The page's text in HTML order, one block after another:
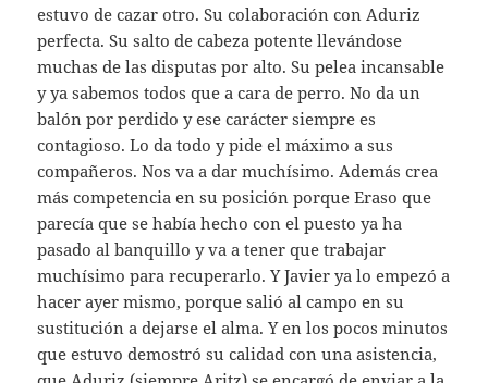
estuvo de cazar otro. Su colaboración con Aduriz
perfecta. Su salto de cabeza potente llevándose
muchas de las disputas por alto. Su pelea incansable
y ya sabemos todos que a cara de perro. No da un
balón por perdido y ese carácter siempre es
contagioso. Lo da todo y pide el máximo a sus
compañeros. Nos va a dar muchísimo. Además crea
más competencia en su posición porque Eraso que
parecía que se había hecho con el puesto ya ha
pasado al banquillo y va a tener que trabajar
muchísimo para recuperarlo. Y Javier ya lo empezó a
hacer ayer mismo, porque salió al campo en su
sustitución a dejarse el alma. Y en los pocos minutos
que estuvo demostró su calidad con una asistencia,